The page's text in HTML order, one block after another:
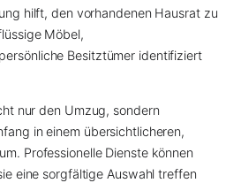
hilft, den vorhandenen Hausrat zu
Möbel,
Besitztümer identifiziert
nur den Umzug, sondern
in einem übersichtlicheren,
Professionelle Dienste können
eine sorgfältige Auswahl treffen